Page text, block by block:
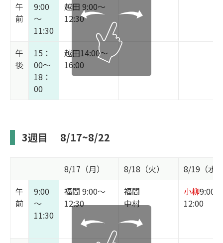
午
前
9:00
～
11:30
越田 9:00～
12:30
午
後
15：
00～
18：
00
越田14:00～
16:00
3週目 8/17~8/22
8/17（月） 8/18（火）
8/19（水
午
前
9:00
～
11:30
福間 9:00～
12:30
福間
中村
小柳9:00～
12:00